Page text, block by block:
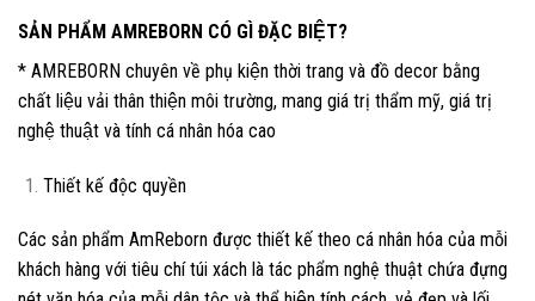
SẢN PHẨM AMREBORN CÓ GÌ ĐẶC BIỆT?
* AMREBORN chuyên về phụ kiện thời trang và đồ decor bằng
chất liệu vải thân thiện môi trường, mang giá trị thẩm mỹ, giá trị
nghệ thuật và tính cá nhân hóa cao
Thiết kế độc quyền
Các sản phẩm AmReborn được thiết kế theo cá nhân hóa của mỗi
khách hàng với tiêu chí túi xách là tác phẩm nghệ thuật chứa đựng